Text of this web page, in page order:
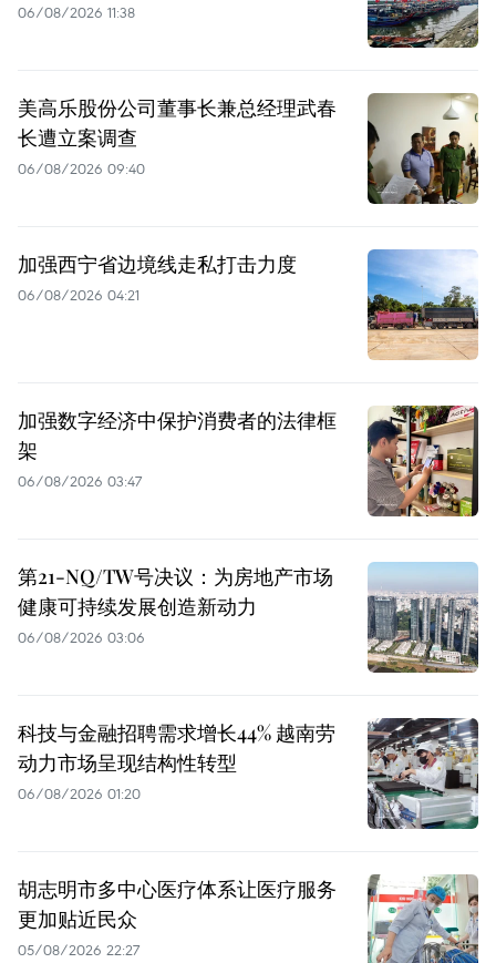
06/08/2026 11:38
美高乐股份公司董事长兼总经理武春
长遭立案调查
06/08/2026 09:40
加强西宁省边境线走私打击力度
06/08/2026 04:21
加强数字经济中保护消费者的法律框
架
06/08/2026 03:47
第21-NQ/TW号决议：为房地产市场
健康可持续发展创造新动力
06/08/2026 03:06
科技与金融招聘需求增长44% 越南劳
动力市场呈现结构性转型
06/08/2026 01:20
胡志明市多中心医疗体系让医疗服务
更加贴近民众
05/08/2026 22:27